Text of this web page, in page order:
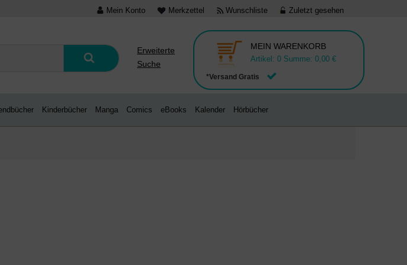
Mein Konto Merkzettel Wunschliste Zuletzt gesehen
Erweiterte
Suche
*Versand Gratis
MEIN WARENKORB
Artikel: 0 Summe: 0,00 €
Kinderbücher Manga Comics eBooks Kalender Hörbücher